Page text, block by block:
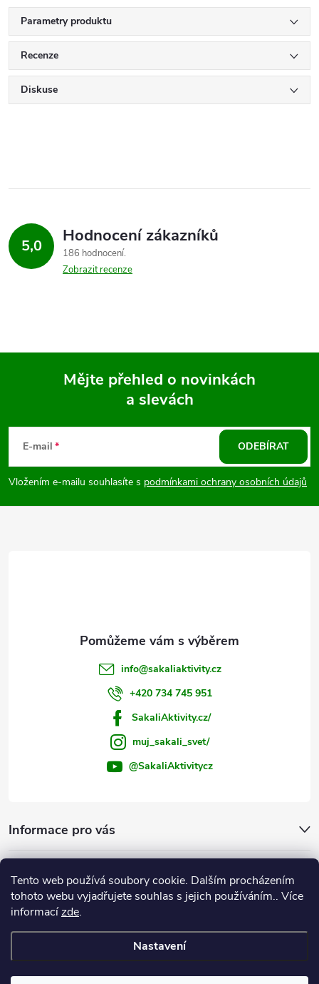
Tento web používá soubory cookie. Dalším procházením
tohoto webu vyjadřujete souhlas s jejich používáním.. Více
informacízde.
Nastavení
Parametry produktu
Recenze
Diskuse
5,0 Hodnocení zákazníků
186 hodnocení
Zobrazit recenze
p
a
Mějte přehled o novinkách
a slevách
E-mail
Vložením e-mailu souhlasíte s podmínkami ochrany osobních údajů
ODEBÍRAT
info@sakaliaktivity.cz
+420 734 745 951
SakaliAktivity.cz/
muj_sakali_svet/
@SakaliAktivitycz
Informace pro vás
Instagram
nastavení cookies